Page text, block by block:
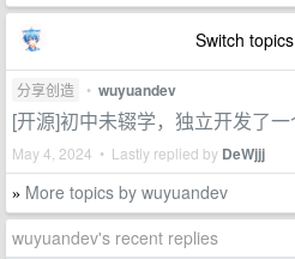
Switch
分享创造 • wuyuandev
[开源]初中未辍学，独立开发了
May 4, 2024 • Lastly replied by DeWjjj
» More topics by wuyuandev
wuyuandev's recent replies